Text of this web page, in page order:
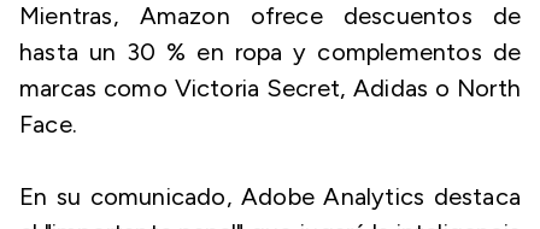
Mientras, Amazon ofrece descuentos de
hasta un 30 % en ropa y complementos de
marcas como Victoria Secret, Adidas o North
Face.
En su comunicado, Adobe Analytics destaca